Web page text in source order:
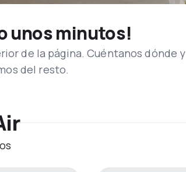
unos minutos!
de la página. Cuéntanos dónde y
del resto.